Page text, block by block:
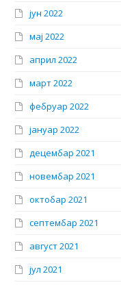
јун 2022
мај 2022
април 2022
март 2022
фебруар 2022
јануар 2022
децембар 2021
новембар 2021
октобар 2021
септембар 2021
август 2021
јул 2021